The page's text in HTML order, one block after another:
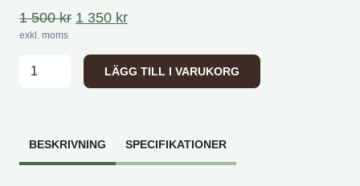
1 500kr Det ursprungliga priset var: 1 500 kr.
1 350 krDet nuvarande priset är: 1 350 kr.
exkl. moms
Stolpfäste för vinsch mängd
LÄGG TILL I VARUKORG
BESKRIVNING SPECIFIKATIONER